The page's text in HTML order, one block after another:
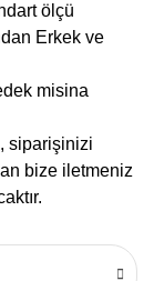
ölçü
Erkek ve
misina
siparişinizi
bize iletmeniz